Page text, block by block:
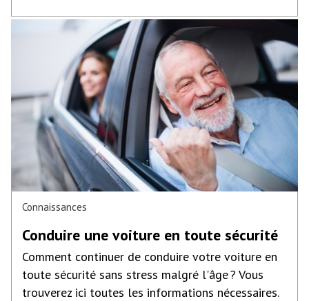
Connaissances
Conduire une voiture en toute sécurité
Comment continuer de conduire votre voiture en
toute sécurité sans stress malgré l'âge ? Vous
trouverez ici toutes les informations nécessaires.